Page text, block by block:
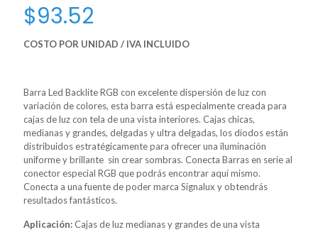
$93.52
COSTO POR UNIDAD / IVA INCLUIDO
Barra Led Backlite RGB con excelente dispersión de luz con
variación de colores, esta barra está especialmente creada para
cajas de luz con tela de una vista interiores. Cajas chicas,
medianas y grandes, delgadas y ultra delgadas, los diodos están
distribuidos estratégicamente para ofrecer una iluminación
uniforme y brillante sin crear sombras. Conecta Barras en serie al
conector especial RGB que podrás encontrar aquí mismo.
Conecta a una fuente de poder marca Signalux y obtendrás
resultados fantásticos.
Aplicación:Cajas de luz medianas y grandes de una vista